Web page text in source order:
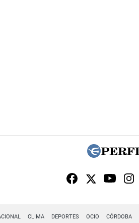
CLIMA DEPORTES OCIO CÓRDOBA